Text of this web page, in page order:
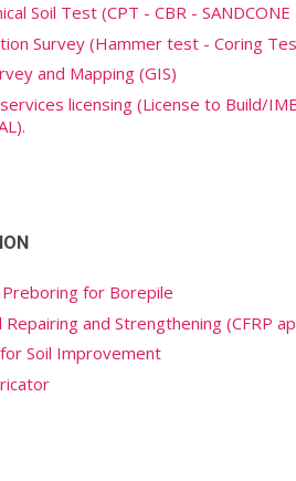
Soil Test (CPT - CBR -
Survey (Hammer test - Coring
and Mapping (GIS)
licensing (License to Build/
Preboring for Borepile
Repairing and Strengthening (CFRP
Soil Improvement